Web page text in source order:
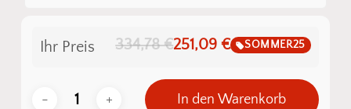
Ihr Preis 334,78 €251,09 € SOMMER25
In den Warenkorb